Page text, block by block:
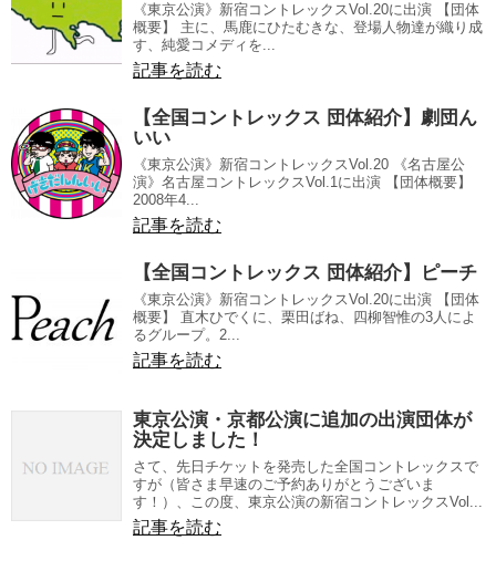
《東京公演》新宿コントレックスVol.20に出演 【団体
概要】 主に、馬鹿にひたむきな、登場人物達が織り成
す、純愛コメディを...
記事を読む
【全国コントレックス 団体紹介】劇団ん
いい
《東京公演》新宿コントレックスVol.20 《名古屋公
演》名古屋コントレックスVol.1に出演 【団体概要】
2008年4...
記事を読む
【全国コントレックス 団体紹介】ピーチ
《東京公演》新宿コントレックスVol.20に出演 【団体
概要】 直木ひでくに、栗田ばね、四柳智惟の3人によ
るグループ。2...
記事を読む
東京公演・京都公演に追加の出演団体が
決定しました！
さて、先日チケットを発売した全国コントレックスで
すが（皆さま早速のご予約ありがとうございま
す！）、この度、東京公演の新宿コントレックスVol...
記事を読む